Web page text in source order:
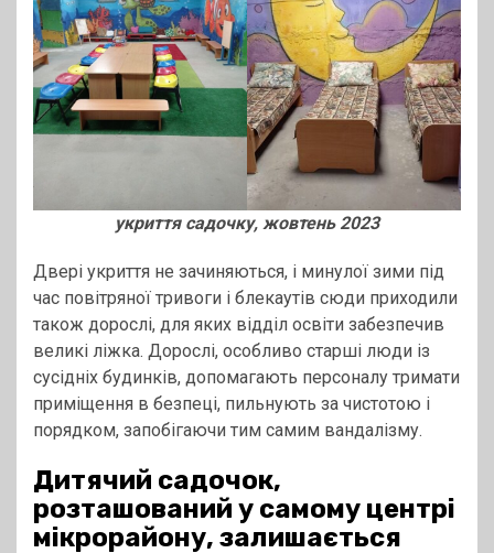
укриття садочку, жовтень 2023
Двері укриття не зачиняються, і минулої зими під
час повітряної тривоги і блекаутів сюди приходили
також дорослі, для яких відділ освіти забезпечив
великі ліжка. Дорослі, особливо старші люди із
сусідніх будинків, допомагають персоналу тримати
приміщення в безпеці, пильнують за чистотою і
порядком, запобігаючи тим самим вандалізму.
Дитячий садочок,
розташований у самому центрі
мікрорайону, залишається